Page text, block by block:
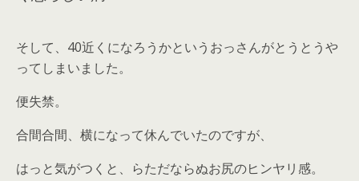
そして、40近くになろうかというおっさんがとうとうや
ってしまいました。
便失禁。
合間合間、横になって休んでいたのですが、
はっと気がつくと、らただならぬお尻のヒンヤリ感。